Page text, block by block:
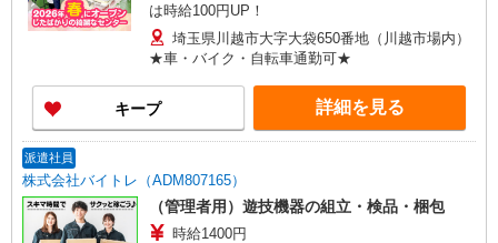
は時給100円UP！
埼玉県川越市大字大袋650番地（川越市場内）
★車・バイク・自転車通勤可★
キープ 詳細を見る
派遣社員
株式会社バイトレ（ADM807165）
（管理者用）遊技機器の組立・検品・梱包
時給1400円